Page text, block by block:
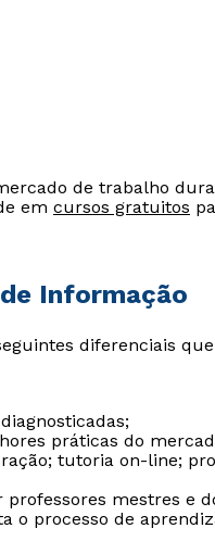
de trabalho
em cursos gratuitos
Informação
diferenciais
práticas do
tutoria on-line;
mestres e
o processo de